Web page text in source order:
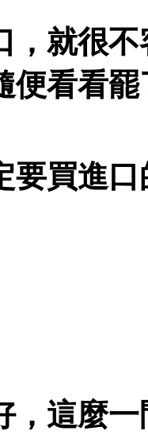
，就很
便看看罷
要買進
，這麼